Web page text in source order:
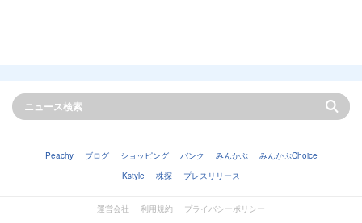
Peachy ブログ ショッピング バンク みんかぶ
みんかぶChoice
Kstyle
株探 プレスリリース
運営会社 利用規約 プライバシーポリシー